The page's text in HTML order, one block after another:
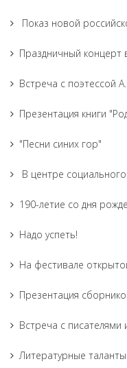
Показ новой
Праздничный концерт
Встреча с поэтессой
Презентация книги
"Песни синих гор"
В центре
190-летие со дня
Надо успеть!
На фестивале
Презентация
Встреча с писателями
Литературные